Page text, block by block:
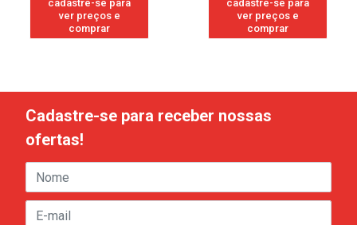
cadastre-se para
ver preços e
comprar
cadastre-se para
ver preços e
comprar
Cadastre-se para receber nossas
ofertas!